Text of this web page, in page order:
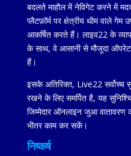
बदलते माहौल में नेविगेट करने में
प्लैटफ़ॉर्म पर क्षेत्रीय थीम वाले गेम
आकर्षित करते हैं। लाइव22 के
के साथ, वे आसानी से मौजूदा
हैं।
इसके अतिरिक्त, Live22 सर्वोच्च
रखने के लिए समर्पित है, यह
जिम्मेदार ऑनलाइन जुआ वातावरण
भीतर काम कर सकें।
निष्कर्ष